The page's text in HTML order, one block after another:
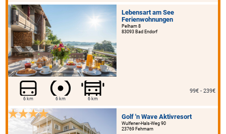
Lebensart am See
Ferienwohnungen
Pelham 8
83093 Bad Endorf
6 km 6 km 6 km
99€ - 239€
Golf 'n Wave Aktivresort
Wulfener-Hals-Weg 90
23769 Fehmarn